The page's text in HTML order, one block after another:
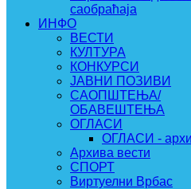
саобраћаја
ИНФО
ВЕСТИ
КУЛТУРА
КОНКУРСИ
ЈАВНИ ПОЗИВИ
САОПШТЕЊА/
ОБАВЕШТЕЊА
ОГЛАСИ
ОГЛАСИ -
Архива вести
СПОРТ
Виртуелни Врбас